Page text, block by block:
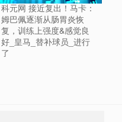
科元网 接近复出！马卡：
姆巴佩逐渐从肠胃炎恢
复，训练上强度&感觉良
好_皇马_替补球员_进行
了